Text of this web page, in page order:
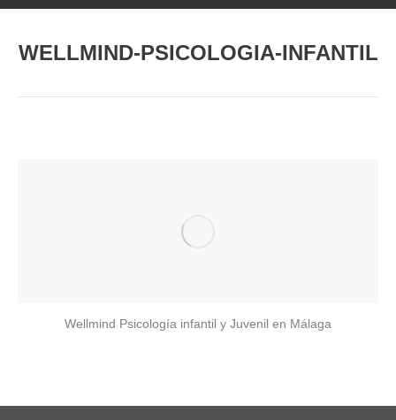
WELLMIND-PSICOLOGIA-INFANTIL
Wellmind Psicología infantil y Juvenil en Málaga